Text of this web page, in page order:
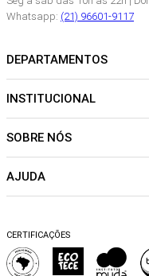
Whatsapp: (21) 96601-9117
DEPARTAMENTOS
NOVIDADES
CALÇADOS
SALE
INSTITUCIONAL
Sobre Nós
Sustentabilidade
Trocas e Devoluções
Perguntas Frequentes
Blog
SOBRE NÓS
Política de pagamento
AJUDA
Dicas de cuidados
Falar no WhatsApp
CERTIFICAÇÕES